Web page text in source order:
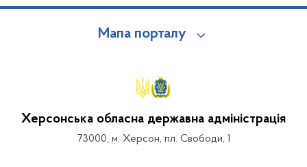
Мапа порталу
Херсонська обласна державна адміністрація
73000, м. Херсон, пл. Свободи, 1